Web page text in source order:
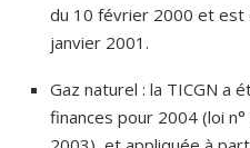
du 10 février 2000 et est
janvier 2001.
Gaz naturel : la TICGN a
finances pour 2004 (loi